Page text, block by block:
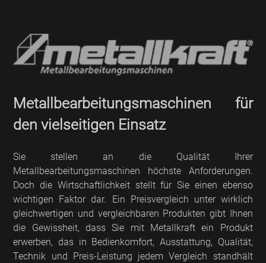
Metallbearbeitungsmaschinen für
den vielseitigen Einsatz
Sie stellen an die Qualität Ihrer
Metallbearbeitungsmaschinen höchste Anforderungen.
Doch die Wirtschaftlichkeit stellt für Sie einen ebenso
wichtigen Faktor dar. Ein Preisvergleich unter wirklich
gleichwertigen und vergleichbaren Produkten gibt Ihnen
die Gewissheit, dass Sie mit Metallkraft ein Produkt
erwerben, das in Bedienkomfort, Ausstattung, Qualität,
Technik und Preis-Leistung jedem Vergleich standhält